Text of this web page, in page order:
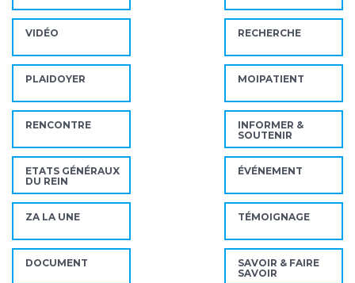
VIDÉO RECHERCHE
PLAIDOYER MOIPATIENT
RENCONTRE
INFORMER &
SOUTENIR
ETATS GÉNÉRAUX
DU REIN
ÉVÉNEMENT
ZA LA UNE TÉMOIGNAGE
DOCUMENT
SAVOIR & FAIRE
SAVOIR